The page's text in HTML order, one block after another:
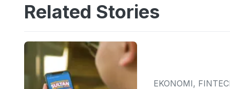
Related Stories
EKONOMI,